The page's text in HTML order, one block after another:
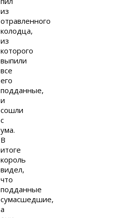
из
отравленного
колодца,
из
которого
выпили
все
его
подданные,
и
сошли
с
ума.
В
итоге
король
видел,
что
подданные
сумасшедшие,
а